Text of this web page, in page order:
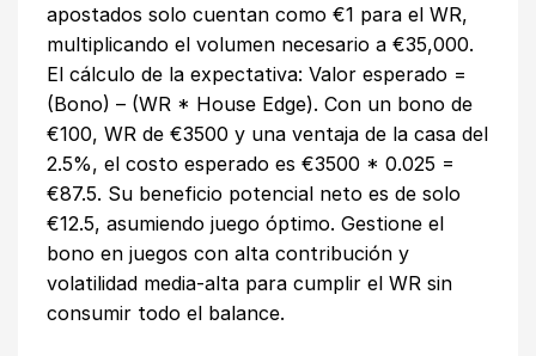
apostados solo cuentan como €1 para el WR,
multiplicando el volumen necesario a €35,000.
El cálculo de la expectativa: Valor esperado =
(Bono) – (WR * House Edge). Con un bono de
€100, WR de €3500 y una ventaja de la casa del
2.5%, el costo esperado es €3500 * 0.025 =
€87.5. Su beneficio potencial neto es de solo
€12.5, asumiendo juego óptimo. Gestione el
bono en juegos con alta contribución y
volatilidad media-alta para cumplir el WR sin
consumir todo el balance.